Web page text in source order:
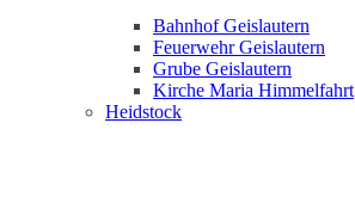
Bahnhof Geislautern
Feuerwehr Geislautern
Grube Geislautern
Kirche Maria Himmelfahrt
Heidstock